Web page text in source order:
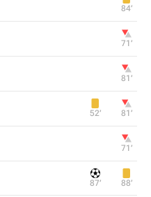
84‎’‎
71‎’‎
81‎’‎
52‎’‎ 81‎’‎
71‎’‎
87‎’‎ 88‎’‎